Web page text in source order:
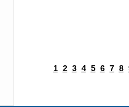
1 2 3 4 5 6 7 8